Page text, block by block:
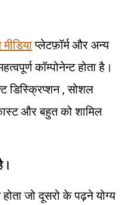
प्लेटफ़ॉर्म और अन्य
कॉम्पोनेन्ट होता है।
डिस्क्रिप्शन , सोशल
और बहुत को शामिल
जो दूसरो के पढ़ने योग्य